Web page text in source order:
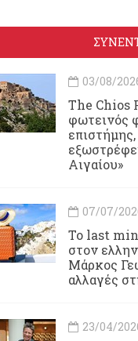
03/08/
Τhe Chios
φωτεινός
επιστήμης,
Αιγαίου»
07/07/
Το last
στον
Μάρκος
αλλαγές
23/04/